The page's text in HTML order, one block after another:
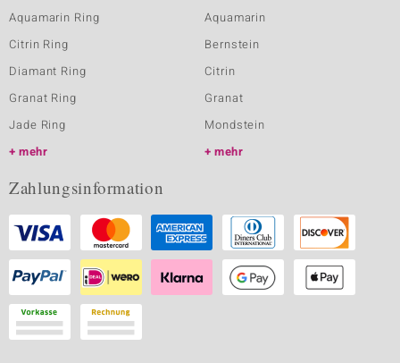
Aquamarin Ring
Citrin Ring
Diamant Ring
Granat Ring
Jade Ring
mehr
Aquamarin
Bernstein
Citrin
Granat
Mondstein
mehr
Zahlungsinformation